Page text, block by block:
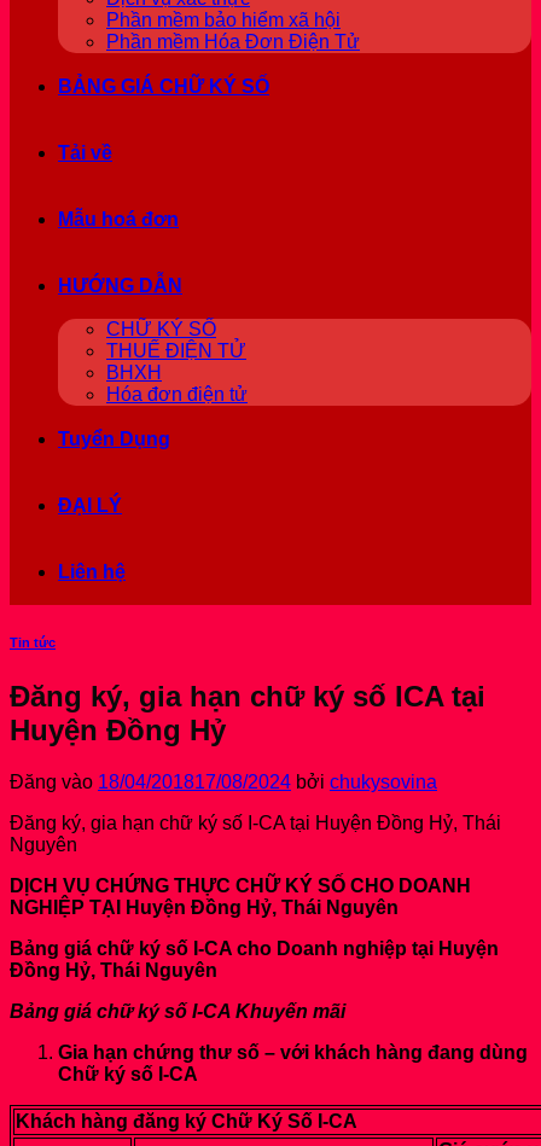
Phần mềm bảo hiểm xã hội
Phần mềm Hóa Đơn Điện Tử
BẢNG GIÁ CHỮ KÝ SỐ
Tải về
Mẫu hoá đơn
HƯỚNG DẪN
CHỮ KÝ SỐ
THUẾ ĐIỆN TỬ
BHXH
Hóa đơn điện tử
Tuyển Dụng
ĐẠI LÝ
Liên hệ
Tin tức
Đăng ký, gia hạn chữ ký số ICA tại
Huyện Đồng Hỷ
Đăng vào 18/04/201817/08/2024 bởi chukysovina
Đăng ký, gia hạn chữ ký số I-CA tại Huyện Đồng Hỷ, Thái
Nguyên
DỊCH VỤ CHỨNG THỰC CHỮ KÝ SỐ CHO DOANH
NGHIỆP TẠI Huyện Đồng Hỷ, Thái Nguyên
Bảng giá chữ ký số I-CA cho Doanh nghiệp tại Huyện
Đồng Hỷ, Thái Nguyên
Bảng giá chữ ký số I-CA Khuyến mãi
Gia hạn chứng thư số – với khách hàng đang dùng
Chữ ký số I-CA
Khách hàng đăng ký Chữ Ký Số I-CA